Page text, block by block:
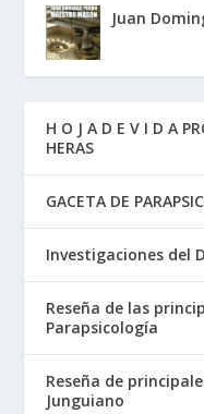
Juan
H O J A D E V I D A
HERAS
GACETA DE
Investigaciones del
Reseña de las
Parapsicología
Reseña de
Junguiano